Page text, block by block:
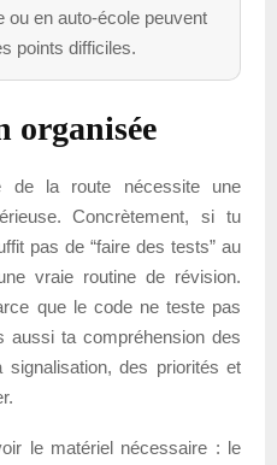
ou en auto-école peuvent
points difficiles.
organisée
de la route nécessite une
Concrètement, si tu
pas de “faire des tests” au
vraie routine de révision.
que le code ne teste pas
aussi ta compréhension des
des priorités et
le matériel nécessaire : le